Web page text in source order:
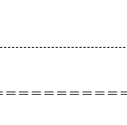
＝＝＝＝＝＝＝＝